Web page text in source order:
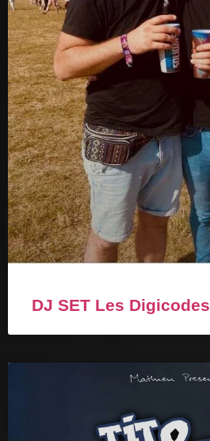
DJ SET Les Digicodes